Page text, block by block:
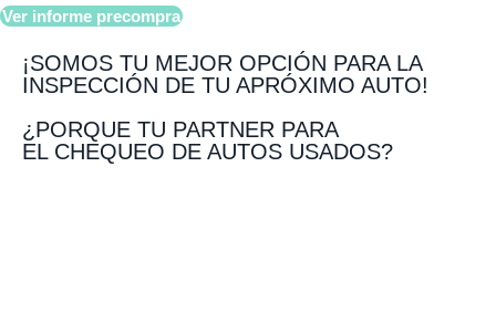
Ver informe precompra
¡SOMOS TU MEJOR OPCIÓN PARA LA
INSPECCIÓN DE TU APRÓXIMO AUTO!
¿PORQUE TU PARTNER PARA
EL CHEQUEO DE AUTOS USADOS?